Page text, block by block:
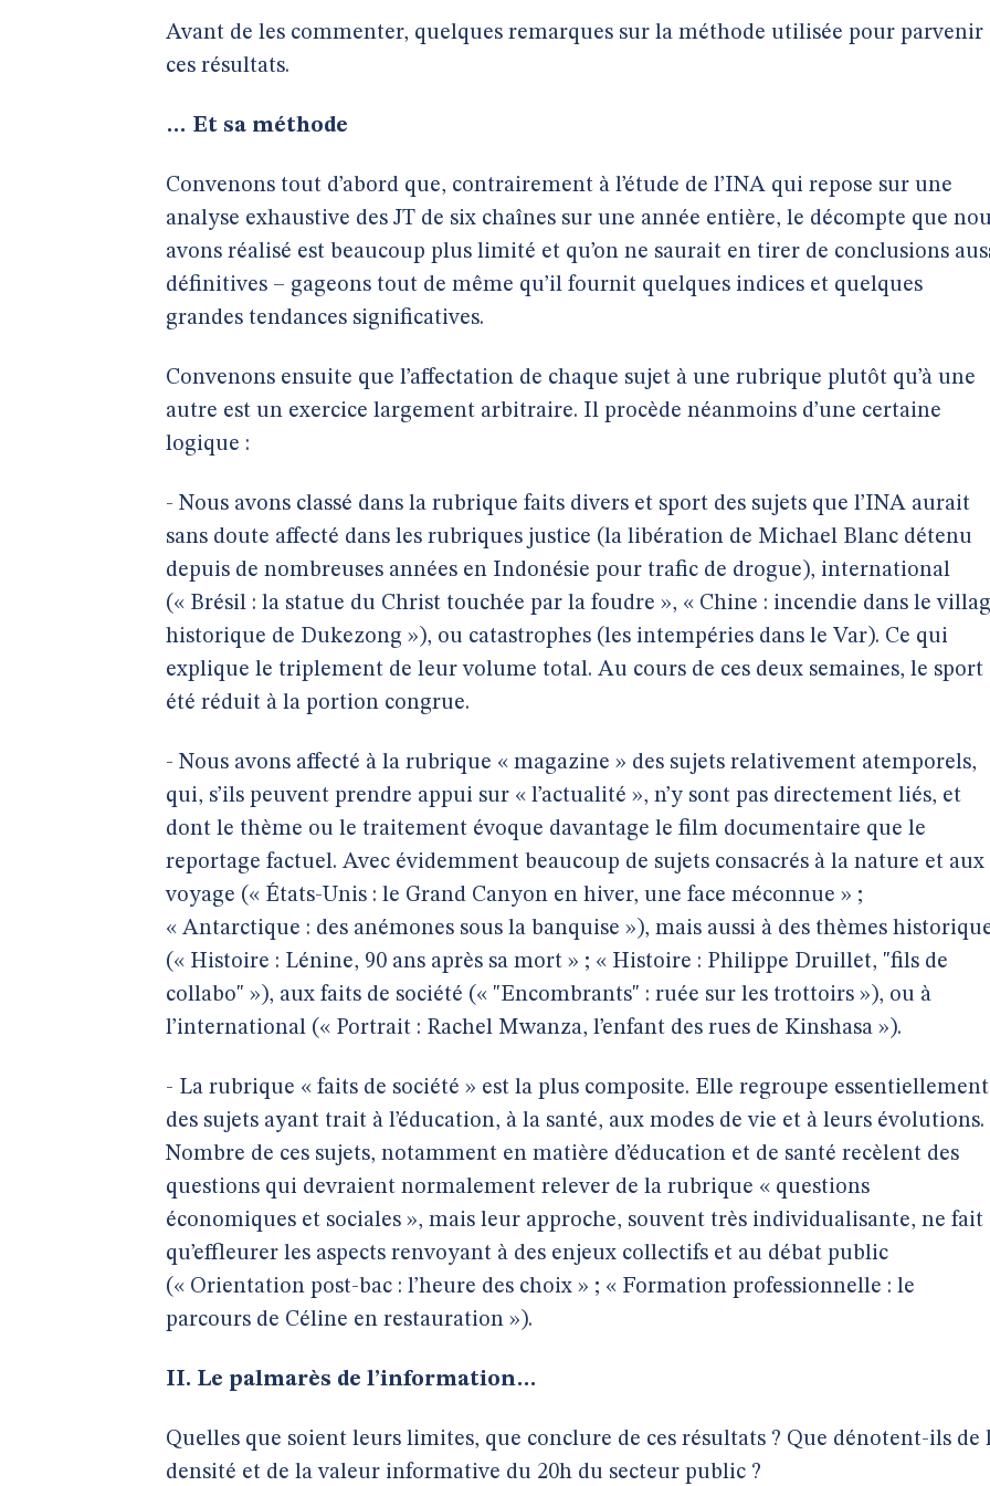
Avant de les commenter, quelques remarques sur la méthode utilisée pour parvenir
ces résultats.
… Et sa méthode
Convenons tout d’abord que, contrairement à l’étude de l’INA qui repose sur une
analyse exhaustive des JT de six chaînes sur une année entière, le décompte que
avons réalisé est beaucoup plus limité et qu’on ne saurait en tirer de conclusions
définitives – gageons tout de même qu’il fournit quelques indices et quelques
grandes tendances significatives.
Convenons ensuite que l’affectation de chaque sujet à une rubrique plutôt qu’à une
autre est un exercice largement arbitraire. Il procède néanmoins d’une certaine
logique :
- Nous avons classé dans la rubrique faits divers et sport des sujets que l’INA aurait
sans doute affecté dans les rubriques justice (la libération de Michael Blanc détenu
depuis de nombreuses années en Indonésie pour trafic de drogue), international
(« Brésil : la statue du Christ touchée par la foudre », « Chine : incendie dans le
historique de Dukezong »), ou catastrophes (les intempéries dans le Var). Ce qui
explique le triplement de leur volume total. Au cours de ces deux semaines, le sport
été réduit à la portion congrue.
- Nous avons affecté à la rubrique « magazine » des sujets relativement atemporels,
qui, s’ils peuvent prendre appui sur « l’actualité », n’y sont pas directement liés, et
dont le thème ou le traitement évoque davantage le film documentaire que le
reportage factuel. Avec évidemment beaucoup de sujets consacrés à la nature et aux
voyage (« États-Unis : le Grand Canyon en hiver, une face méconnue » ;
« Antarctique : des anémones sous la banquise »), mais aussi à des thèmes
(« Histoire : Lénine, 90 ans après sa mort » ; « Histoire : Philippe Druillet, "fils de
collabo" »), aux faits de société (« "Encombrants" : ruée sur les trottoirs »), ou à
l’international (« Portrait : Rachel Mwanza, l’enfant des rues de Kinshasa »).
- La rubrique « faits de société » est la plus composite. Elle regroupe essentiellement
des sujets ayant trait à l’éducation, à la santé, aux modes de vie et à leurs évolutions.
Nombre de ces sujets, notamment en matière d’éducation et de santé recèlent des
questions qui devraient normalement relever de la rubrique « questions
économiques et sociales », mais leur approche, souvent très individualisante, ne fait
qu’effleurer les aspects renvoyant à des enjeux collectifs et au débat public
(« Orientation post-bac : l’heure des choix » ; « Formation professionnelle : le
parcours de Céline en restauration »).
II. Le palmarès de l’information…
Quelles que soient leurs limites, que conclure de ces résultats ? Que dénotent-ils de
densité et de la valeur informative du 20h du secteur public ?